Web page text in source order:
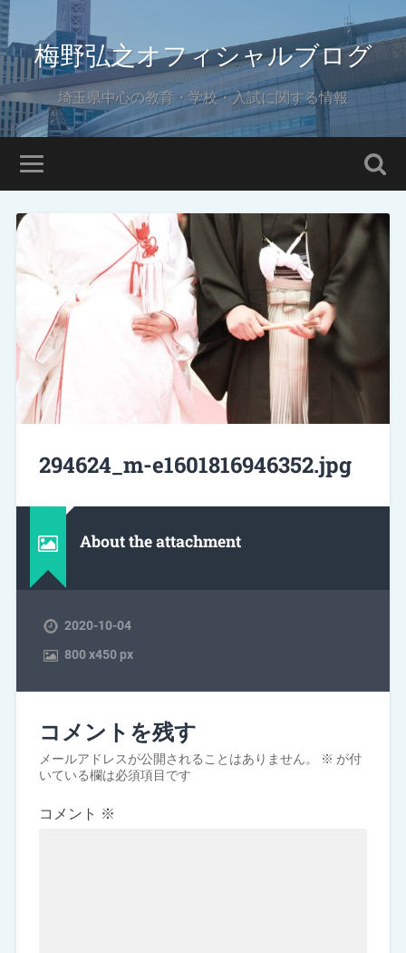
梅野弘之オフィシャルブログ
埼玉県中心の教育・学校・入試に関する情報
294624_m-e1601816946352.jpg
About the attachment
2020-10-04
800x450 px
コメントを残す
メールアドレスが公開されることはありません。 ※ が付
いている欄は必須項目です
コメント ※